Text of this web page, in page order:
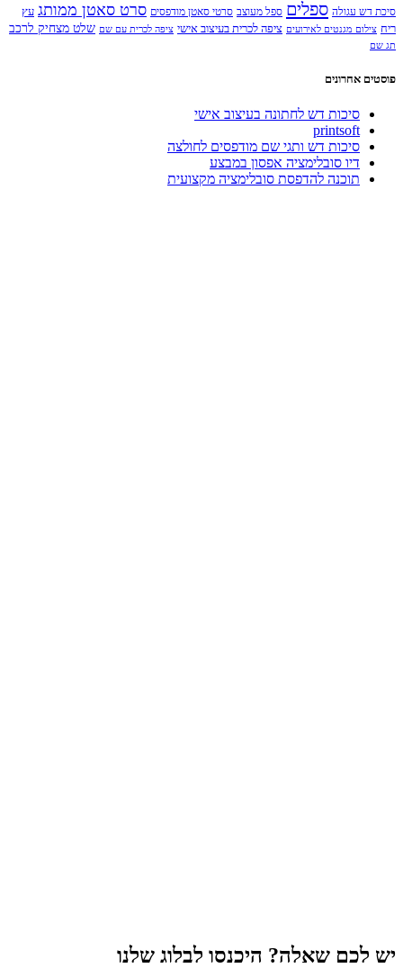
סיכת דש עגולה ספלים ספל מעוצב סרטי סאטן מודפסים סרט סאטן ממותג עץ
ריח צילום מגנטים לאירועים ציפה לכרית בעיצוב אישי ציפה לכרית עם שם שלט מצחיק לרכב
תג שם
פוסטים אחרונים
סיכות דש לחתונה בעיצוב אישי
printsoft
סיכות דש ותגי שם מודפסים לחולצה
דיו סובלימציה אפסון במבצע
תוכנה להדפסת סובלימציה מקצועית
יש לכם שאלה? היכנסו לבלוג שלנו